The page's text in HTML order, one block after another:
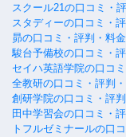
スクール21の口コミ・
スタディーの口コミ・
昴の口コミ・評判・料
駿台予備校の口コミ・
セイハ英語学院の口コ
全教研の口コミ・評判
創研学院の口コミ・評
田中学習会の口コミ・
トフルゼミナールの口